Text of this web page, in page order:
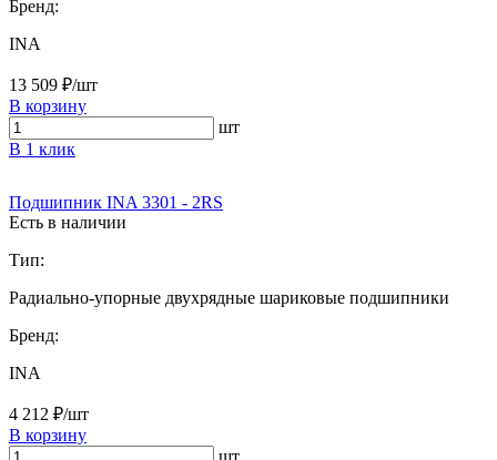
Бренд:
INA
13 509 ₽/шт
В корзину
шт
В 1 клик
Подшипник INA 3301 - 2RS
Есть в наличии
Тип:
Радиально-упорные двухрядные шариковые подшипники
Бренд:
INA
4 212 ₽/шт
В корзину
шт